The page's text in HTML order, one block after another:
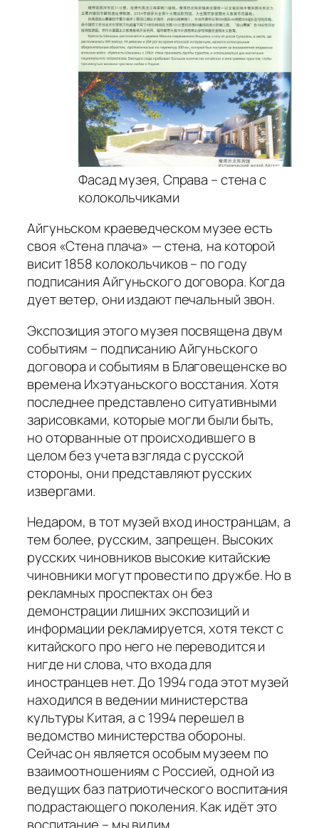
Фасад музея, Справа – стена с
колокольчиками
Айгуньском краеведческом музее есть
своя «Стена плача» — стена, на которой
висит 1858 колокольчиков – по году
подписания Айгуньского договора. Когда
дует ветер, они издают печальный звон.
Экспозиция этого музея посвящена двум
событиям – подписанию Айгуньского
договора и событиям в Благовещенске во
времена Ихэтуаньского восстания. Хотя
последнее представлено ситуативными
зарисовками, которые могли были быть,
но оторванные от происходившего в
целом без учета взгляда с русской
стороны, они представляют русских
извергами.
Недаром, в тот музей вход иностранцам, а
тем более, русским, запрещен. Высоких
русских чиновников высокие китайские
чиновники могут провести по дружбе. Но в
рекламных проспектах он без
демонстрации лишних экспозиций и
информации рекламируется, хотя текст с
китайского про него не переводится и
нигде ни слова, что входа для
иностранцев нет. До 1994 года этот музей
находился в ведении министерства
культуры Китая, а с 1994 перешел в
ведомство министерства обороны.
Сейчас он является особым музеем по
взаимоотношениям с Россией, одной из
ведущих баз патриотического воспитания
подрастающего поколения. Как идёт это